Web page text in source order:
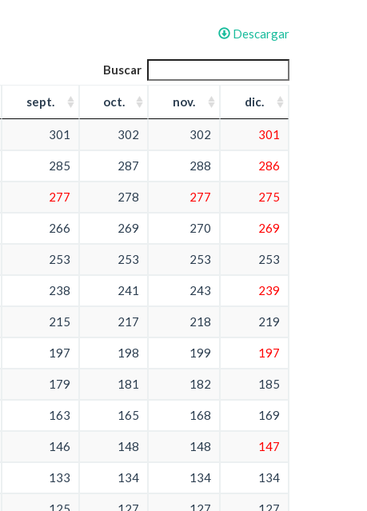
Descargar
Buscar
sept. oct. nov. dic.
301 302 302 301
285 287 288 286
277 278 277 275
266 269 270 269
253 253 253 253
238 241 243 239
215 217 218 219
197 198 199 197
179 181 182 185
163 165 168 169
146 148 148 147
133 134 134 134